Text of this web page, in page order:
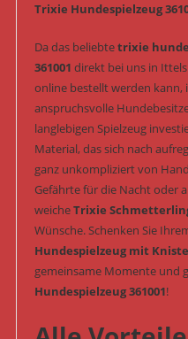
Trixie Hundespielzeug
Da das beliebtetrixie
361001 direkt bei uns in
online bestellt werden
anspruchsvolle
langlebigen Spielzeug
Material, das sich nach
ganz unkompliziert von
Gefährte für die Nacht oder
weicheTrixie
Wünsche. Schenken Sie
Hundespielzeug mit
gemeinsame Momente und
Hundespielzeug 361001!